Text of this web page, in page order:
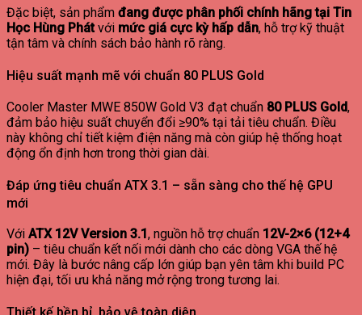
Đặc biệt, sản phẩm đang được phân phối chính hãng tại Tin
Học Hùng Phátvới mức giá cực kỳ hấp dẫn, hỗ trợ kỹ thuật
tận tâm và chính sách bảo hành rõ ràng.
Hiệu suất mạnh mẽ với chuẩn 80 PLUS Gold
Cooler Master MWE 850W Gold V3 đạt chuẩn 80 PLUS Gold,
đảm bảo hiệu suất chuyển đổi ≥90% tại tải tiêu chuẩn. Điều
này không chỉ tiết kiệm điện năng mà còn giúp hệ thống hoạt
động ổn định hơn trong thời gian dài.
Đáp ứng tiêu chuẩn ATX 3.1 – sẵn sàng cho thế hệ GPU
mới
Với ATX 12V Version 3.1 , nguồn hỗ trợ chuẩn 12V-2×6 (12+4
pin) – tiêu chuẩn kết nối mới dành cho các dòng VGA thế hệ
mới. Đây là bước nâng cấp lớn giúp bạn yên tâm khi build PC
hiện đại, tối ưu khả năng mở rộng trong tương lai.